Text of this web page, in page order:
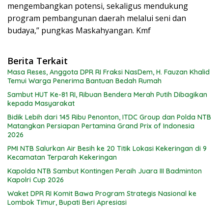
mengembangkan potensi, sekaligus mendukung
program pembangunan daerah melalui seni dan
budaya,” pungkas Maskahyangan. Kmf
Berita Terkait
Masa Reses, Anggota DPR RI Fraksi NasDem, H. Fauzan Khalid
Temui Warga Penerima Bantuan Bedah Rumah
Sambut HUT Ke-81 RI, Ribuan Bendera Merah Putih Dibagikan
kepada Masyarakat
Bidik Lebih dari 145 Ribu Penonton, ITDC Group dan Polda NTB
Matangkan Persiapan Pertamina Grand Prix of Indonesia
2026
PMI NTB Salurkan Air Besih ke 20 Titik Lokasi Kekeringan di 9
Kecamatan Terparah Kekeringan
Kapolda NTB Sambut Kontingen Peraih Juara III Badminton
Kapolri Cup 2026
Waket DPR RI Komit Bawa Program Strategis Nasional ke
Lombok Timur, Bupati Beri Apresiasi